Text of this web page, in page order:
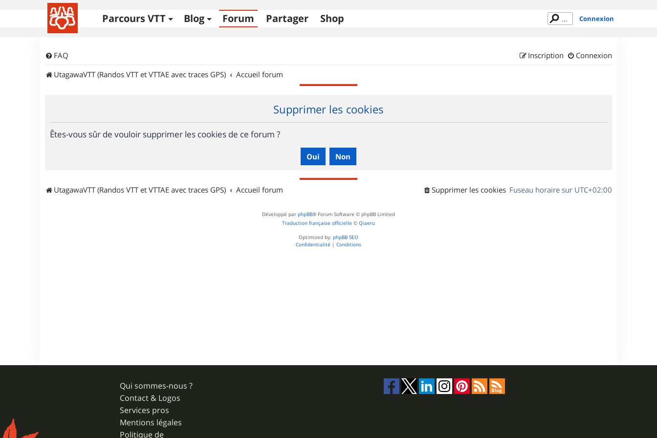
Parcours VTT Blog Forum Partager Shop Connexion
FAQ Connexion
Inscription
UtagawaVTT (Randos VTT et VTTAE avec traces GPS)
Accueil forum
Supprimer les cookies
Êtes-vous sûr de vouloir supprimer les cookies de ce forum ?
UtagawaVTT (Randos VTT et VTTAE avec traces GPS) Accueil forum Fuseau horaire sur UTC+02:00
Supprimer les cookies
Développé par phpBB® Forum Software © phpBB Limited
Traduction française officielle © Qiaeru
Optimized by: phpBB SEO
Confidentialité | Conditions
Qui sommes-nous ?
Contact & Logos
Services pros
Mentions légales
Politique de